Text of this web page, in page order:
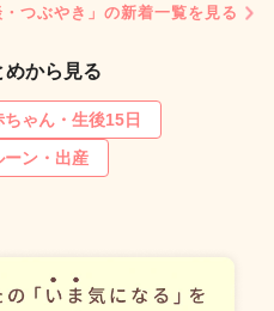
・つぶやき」の新着一覧を見る
から見る
ちゃん・生後15日
ーン・出産